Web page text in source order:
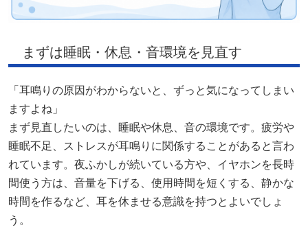
まずは睡眠・休息・音環境を見直す
「耳鳴りの原因がわからないと、ずっと気になってしまい
ますよね」
まず見直したいのは、睡眠や休息、音の環境です。疲労や
睡眠不足、ストレスが耳鳴りに関係することがあると言わ
れています。夜ふかしが続いている方や、イヤホンを長時
間使う方は、音量を下げる、使用時間を短くする、静かな
時間を作るなど、耳を休ませる意識を持つとよいでしょ
う。